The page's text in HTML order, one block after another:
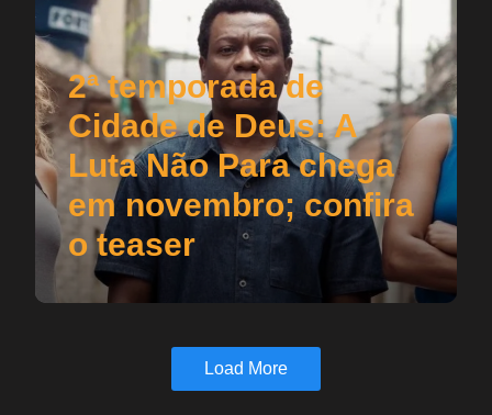
2ª temporada de
Cidade de Deus: A
Luta Não Para chega
em novembro; confira
o teaser
Load More